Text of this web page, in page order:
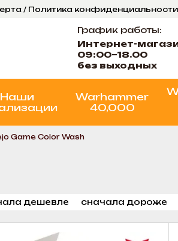
/ Политика конфиденциальности
График работы:
Интернет-
09:00–18.00
без выходных
Наши
Warhammer
40,000
Game Color Wash
дешевле сначала дороже